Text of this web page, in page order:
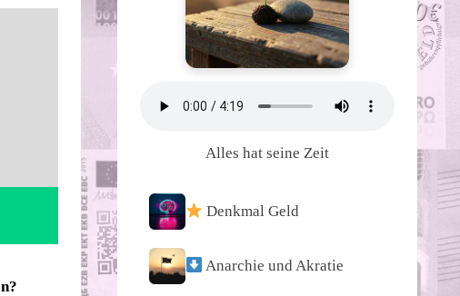
Alles hat seine Zeit
Denkmal Geld
Anarchie und Akratie